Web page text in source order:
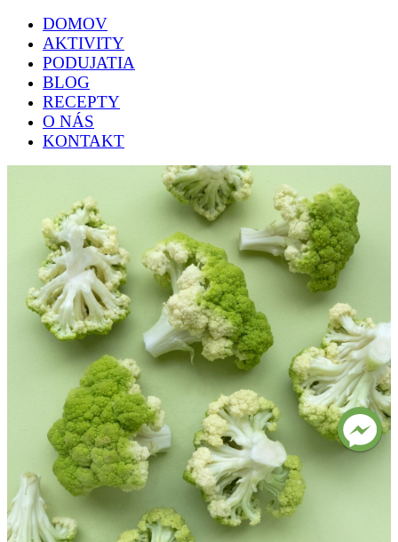
DOMOV
AKTIVITY
PODUJATIA
BLOG
RECEPTY
O NÁS
KONTAKT